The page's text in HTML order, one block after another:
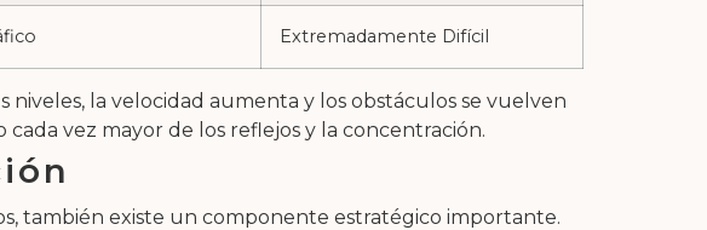
Extremadamente Difícil
la velocidad aumenta y los obstáculos se vuelven
vez mayor de los reflejos y la concentración.
también existe un componente estratégico importante.